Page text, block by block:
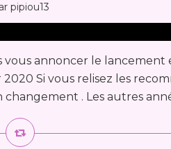
pipiou13
vous annoncer le lancement
Si vous relisez les
. Les autres